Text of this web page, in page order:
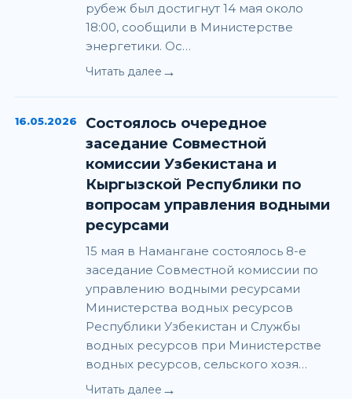
рубеж был достигнут 14 мая около
18:00, сообщили в Министерстве
энергетики. Ос…
Читать далее →
16.05.2026
Состоялось очередное
заседание Совместной
комиссии Узбекистана и
Кыргызской Республики по
вопросам управления водными
ресурсами
15 мая в Намангане состоялось 8-е
заседание Совместной комиссии по
управлению водными ресурсами
Министерства водных ресурсов
Республики Узбекистан и Службы
водных ресурсов при Министерстве
водных ресурсов, сельского хозя…
Читать далее →